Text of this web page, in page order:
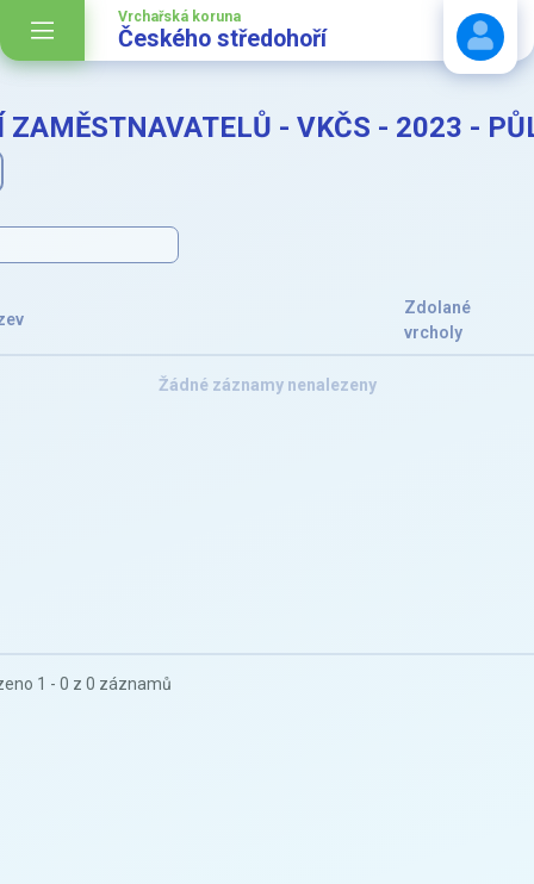
Vrchařská koruna
Českého středohoří
Stáhnout návod
ZAMĚSTNAVATELŮ - VKČS - 2023 -
Zdolané
vrcholy
Žádné záznamy nenalezeny
1 - 0 z 0 záznamů